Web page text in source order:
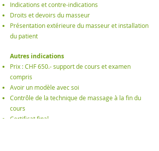
Indications et contre-indications
Droits et devoirs du masseur
Présentation extérieure du masseur et installation
du patient
Autres indications
Prix : CHF 650.- support de cours et examen
compris
Avoir un modèle avec soi
Contrôle de la technique de massage à la fin du
cours
Certificat final